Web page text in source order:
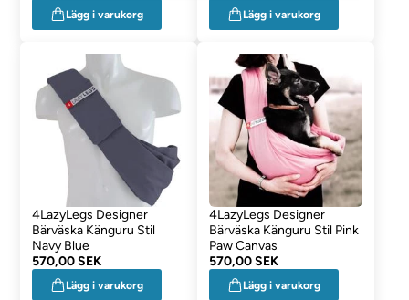
Lägg i varukorg Lägg i varukorg
4LazyLegs Designer
Bärväska Känguru Stil
Navy Blue
570,00 SEK
Lägg i varukorg
4LazyLegs Designer
Bärväska Känguru Stil Pink
Paw Canvas
570,00 SEK
Lägg i varukorg